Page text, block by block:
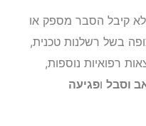
קיבל הסבר מספק או
בשל רשלנות טכנית,
רפואיות נוספות,
וסבל ופגיעה